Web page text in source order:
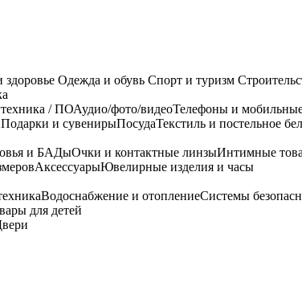
здоровье Одежда и обувь Спорт и туризм
/ ПОАудио/фото/видеоТелефоны и мобильные
Подарки и сувенирыПосудаТекстиль и постельное
и БАДыОчки и контактные линзыИнтимные
АксессуарыЮвелирные изделия и часы
Водоснабжение и отоплениеСистемы
для детей